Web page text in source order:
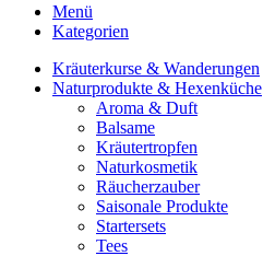
Menü
Kategorien
Kräuterkurse & Wanderungen
Naturprodukte & Hexenküche
Aroma & Duft
Balsame
Kräutertropfen
Naturkosmetik
Räucherzauber
Saisonale Produkte
Startersets
Tees